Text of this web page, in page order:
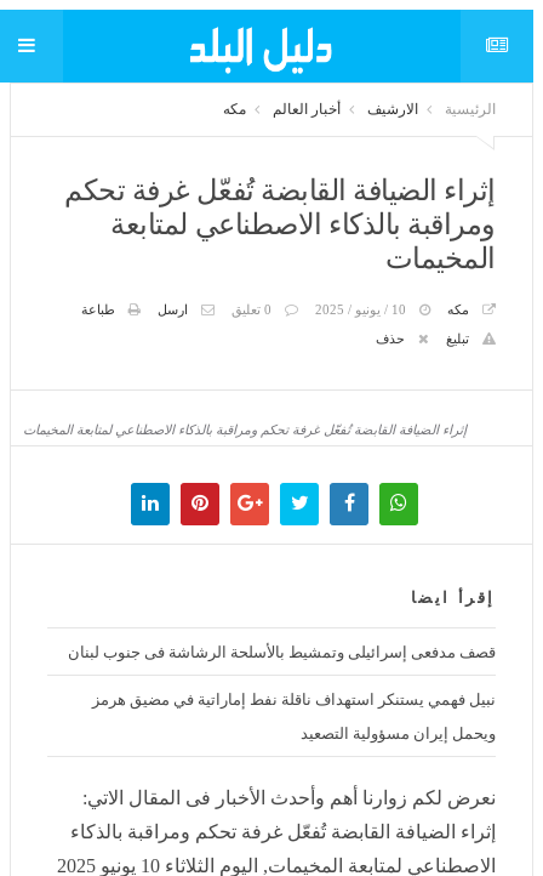
الرئيسية الارشيف أخبار العالم مكه
إثراء الضيافة القابضة تُفعّل غرفة تحكم
ومراقبة بالذكاء الاصطناعي لمتابعة
المخيمات
إقرأ ايضا
قصف مدفعى إسرائيلى وتمشيط بالأسلحة الرشاشة فى جنوب لبنان
نبيل فهمي يستنكر استهداف ناقلة نفط إماراتية في مضيق هرمز ويحمل
إيران مسؤولية التصعيد
نعرض لكم زوارنا أهم وأحدث الأخبار فى المقال الاتي:
إثراء الضيافة القابضة تُفعّل غرفة تحكم ومراقبة بالذكاء
الاصطناعي لمتابعة المخيمات, اليوم الثلاثاء 10 يونيو 2025